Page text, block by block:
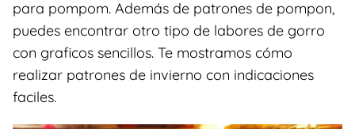
para pompom. Además de patrones de pompon,
puedes encontrar otro tipo de labores de gorro
con graficos sencillos. Te mostramos cómo
realizar patrones de invierno con indicaciones
faciles.